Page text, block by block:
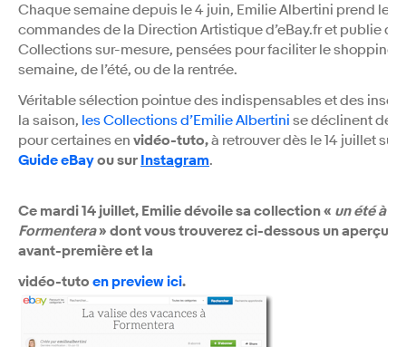
Chaque semaine depuis le 4 juin, Emilie Albertini prend les
commandes de la Direction Artistique d’eBay.fr et publie
Collections sur-mesure, pensées pour faciliter le shopping
semaine, de l’été, ou de la rentrée.
Véritablesélection pointue des indispensables et des
la saison, les Collections d’Emilie Albertini se déclinent
pour certaines en vidéo-tuto,à retrouver dès le 14 juillet sur
Guide eBayou sur Instagram.
Ce mardi 14 juillet, Emilie dévoile sa collection « un été à
Formentera» dont vous trouverez ci-dessous un aperçu
avant-première et la
vidéo-tuto en preview ici.